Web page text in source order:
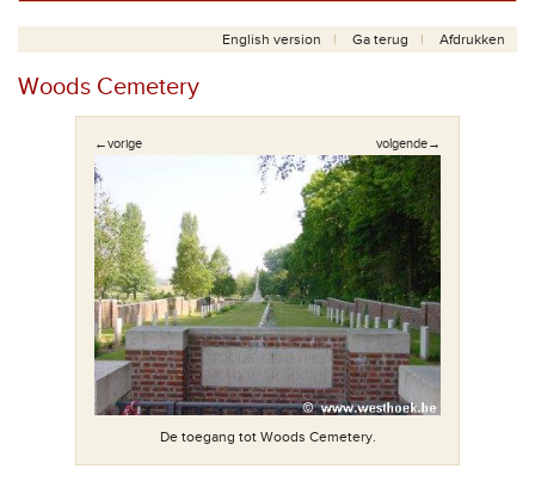
English version Ga terug Afdrukken
Woods Cemetery
←vorige volgende→
De toegang tot Woods Cemetery.